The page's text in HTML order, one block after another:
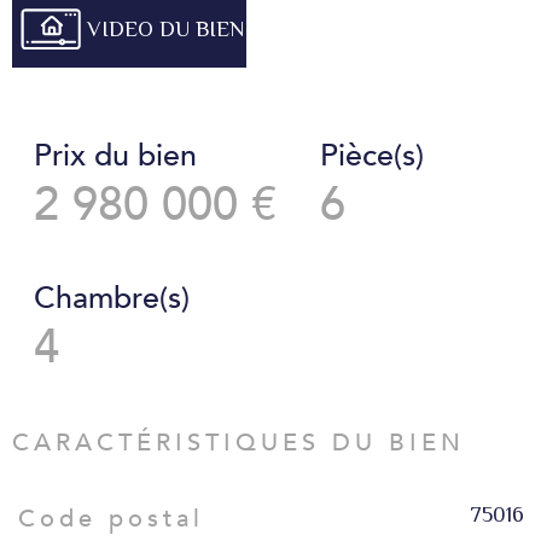
VIDEO DU BIEN
Prix du bien
2 980 000 €
Pièce(s)
6
Chambre(s)
4
CARACTÉRISTIQUES DU BIEN
Caractéristiques Valeurs
Code postal 75016